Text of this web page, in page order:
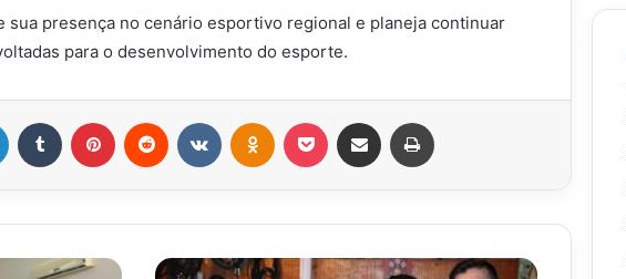
presença no cenário esportivo regional e planeja continuar
para o desenvolvimento do esporte.
Linkedin Tumblr Pinterest Reddit Pocket Compartilhar via e-mail